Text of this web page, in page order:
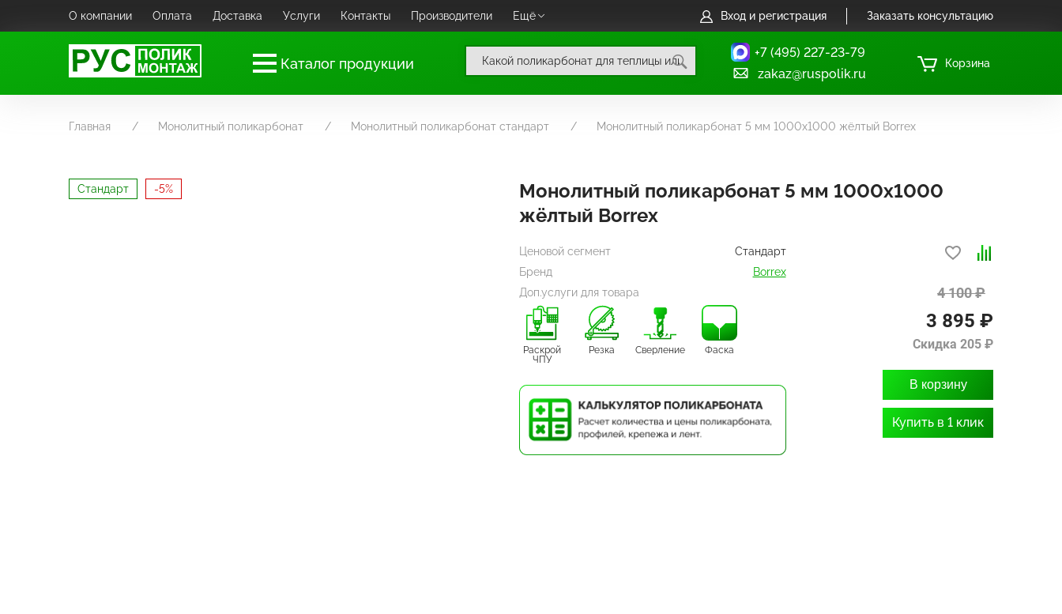
О компании Оплата Доставка Услуги Контакты Производители Ещё Вход и регистрация Заказать консультацию
Каталог продукции
+7 (495) 227-23-79
zakaz@ruspolik.ru
Корзина
Главная Монолитный поликарбонат Монолитный поликарбонат стандарт Монолитный поликарбонат 5 мм 1000х1000 жёлтый Borrex
Стандарт -5%
Монолитный поликарбонат 5 мм 1000х1000
жёлтый Borrex
Ценовой сегмент
Стандарт
Бренд
Borrex
Доп.услуги для товара
Раскрой
ЧПУ
Резка Сверление Фаска
4 100 ₽
3 895 ₽
Скидка 205 ₽
В корзину
Купить в 1 клик